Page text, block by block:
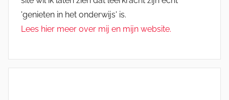
'genieten in het onderwijs' is.
Lees hier meer over mij en mijn website.